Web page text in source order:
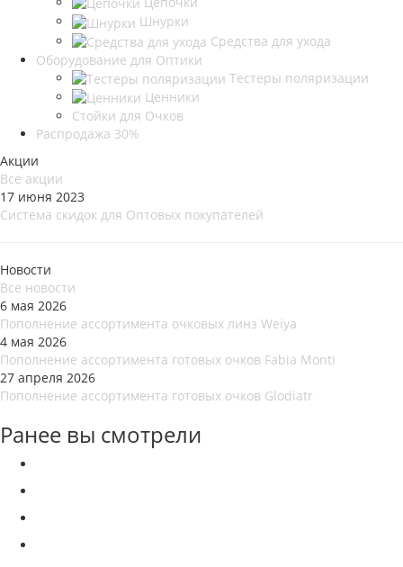
Шнурки
Средства для ухода
Оборудование для Оптики
Тестеры поляризации
Ценники
Стойки для Очков
Распродажа 30%
Акции
Все акции
17 июня 2023
Система скидок для Оптовых покупателей
Новости
Все новости
6 мая 2026
Пополнение ассортимента очковых линз Weiya
4 мая 2026
Пополнение ассортимента готовых очков Fabia Monti
27 апреля 2026
Пополнение ассортимента готовых очков Glodiatr
Ранее вы смотрели